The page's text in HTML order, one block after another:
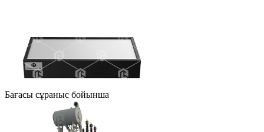
Бағасы сұраныс бойынша